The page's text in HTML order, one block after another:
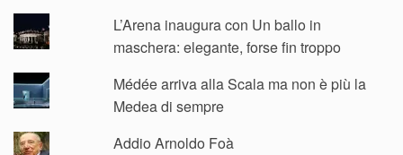
L’Arena inaugura con Un ballo in
maschera: elegante, forse fin troppo
Médée arriva alla Scala ma non è più la
Medea di sempre
Addio Arnoldo Foà